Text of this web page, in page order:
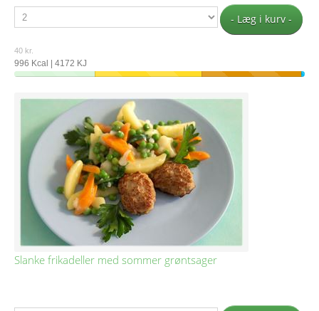
- Læg i kurv -
40 kr.
996 Kcal | 4172 KJ
Slanke frikadeller med sommer grøntsager